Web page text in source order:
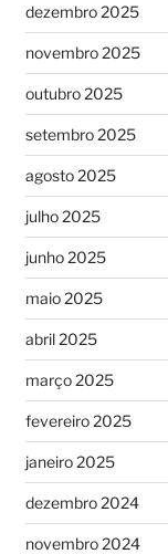
dezembro 2025
novembro 2025
outubro 2025
setembro 2025
agosto 2025
julho 2025
junho 2025
maio 2025
abril 2025
março 2025
fevereiro 2025
janeiro 2025
dezembro 2024
novembro 2024